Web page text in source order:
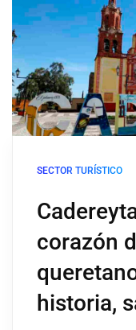
SECTOR TURÍSTICO
corazón
historia,